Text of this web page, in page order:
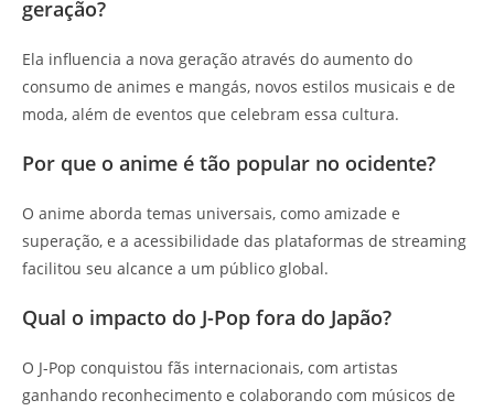
geração?
Ela influencia a nova geração através do aumento do
consumo de animes e mangás, novos estilos musicais e de
moda, além de eventos que celebram essa cultura.
Por que o anime é tão popular no ocidente?
O anime aborda temas universais, como amizade e
superação, e a acessibilidade das plataformas de streaming
facilitou seu alcance a um público global.
Qual o impacto do J-Pop fora do Japão?
O J-Pop conquistou fãs internacionais, com artistas
ganhando reconhecimento e colaborando com músicos de